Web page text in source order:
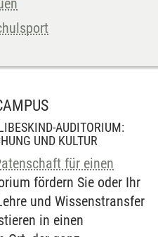
AUDITORIUM:
UND KULTUR
für einen
fördern Sie oder Ihr
und Wissenstransfer
in einen